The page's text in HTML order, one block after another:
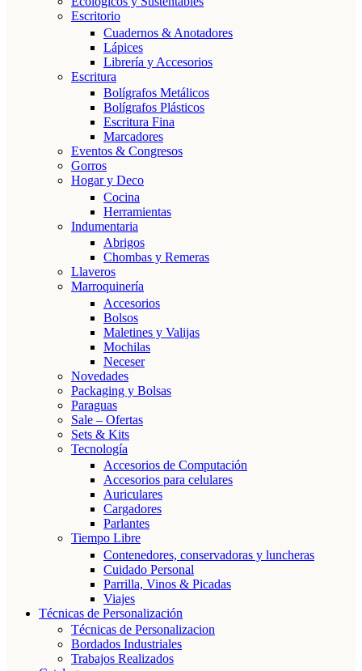
Escritorio
Cuadernos & Anotadores
Lápices
Librería y Accesorios
Escritura
Bolígrafos Metálicos
Bolígrafos Plásticos
Escritura Fina
Marcadores
Eventos & Congresos
Gorros
Hogar y Deco
Cocina
Herramientas
Indumentaria
Abrigos
Chombas y Remeras
Llaveros
Marroquinería
Accesorios
Bolsos
Maletines y Valijas
Mochilas
Neceser
Novedades
Packaging y Bolsas
Paraguas
Sale – Ofertas
Sets & Kits
Tecnología
Accesorios de Computación
Accesorios para celulares
Auriculares
Cargadores
Parlantes
Tiempo Libre
Contenedores, conservadoras y luncheras
Cuidado Personal
Parrilla, Vinos & Picadas
Viajes
Técnicas de Personalización
Técnicas de Personalizacion
Bordados Industriales
Trabajos Realizados